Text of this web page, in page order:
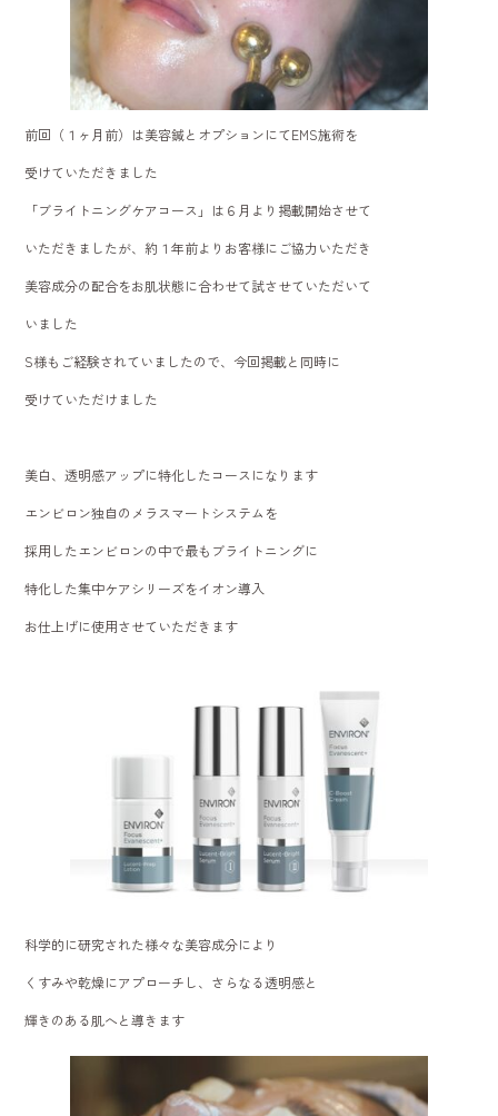
前回（１ヶ月前）は美容鍼とオプションにてEMS施術を
受けていただきました
「ブライトニングケアコース」は６月より掲載開始させて
いただきましたが、約１年前よりお客様にご協力いただき
美容成分の配合をお肌状態に合わせて試させていただいて
いました
S様もご経験されていましたので、今回掲載と同時に
受けていただけました
美白、透明感アップに特化したコースになります
エンビロン独自のメラスマートシステムを
採用したエンビロンの中で最もブライトニングに
特化した集中ケアシリーズをイオン導入
お仕上げに使用させていただきます
科学的に研究された様々な美容成分により
くすみや乾燥にアプローチし、さらなる透明感と
輝きのある肌へと導きます